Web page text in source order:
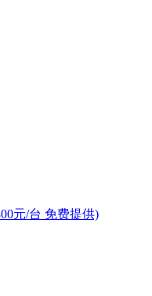
元/台 免费提供)